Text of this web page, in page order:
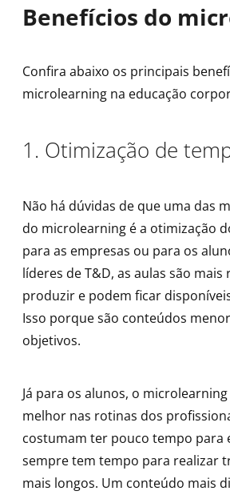
Benefícios do
Confira abaixo os principais
microlearning na educação
1. Otimização de
Não há dúvidas de que uma das
do microlearning é a otimização
para as empresas ou para os
líderes de T&D, as aulas são mais
produzir e podem ficar
Isso porque são conteúdos
objetivos.
Já para os alunos, o microlearning
melhor nas rotinas dos
costumam ter pouco tempo para
sempre tem tempo para realizar
mais longos. Um conteúdo mais